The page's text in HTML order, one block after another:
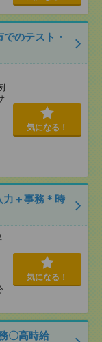
のテスト・
気になる！
＋事務＊時
気になる！
〇高時給